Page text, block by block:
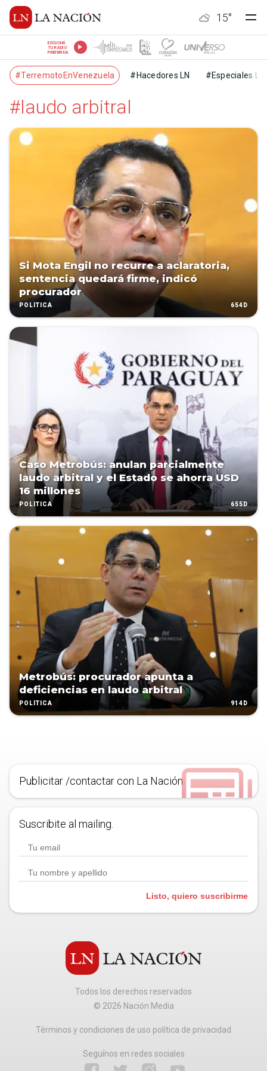
15°
ESCUCHÁ
TU RADIO
PREFERIDA
#TerremotoEnVenezuela #Hacedores LN #Especiales LN
#laudo arbitral
Si Mota Engil no recurre a aclaratoria,
sentencia quedará firme, indicó
procurador
POLÍTICA 654D
Caso Metrobús: anulan parcialmente
laudo arbitral y el Estado se ahorra USD
16 millones
POLÍTICA 655D
Metrobús: procurador apunta a
deficiencias en laudo arbitral
POLÍTICA 914D
Publicitar /contactar con La Nación
Suscribite al mailing.
Listo, quiero suscribirme
Todos los derechos reservados
© 2026 Nación Media
Términos y condiciones de uso política de privacidad
Seguínos en redes sociales